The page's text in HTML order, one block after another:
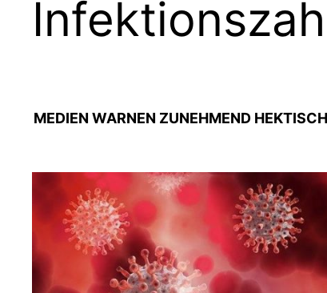
MEDIEN WARNEN ZUNEHMEND